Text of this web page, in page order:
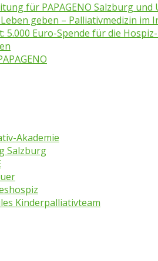
für PAPAGENO Salzburg und
geben – Palliativmedizin im
5.000 Euro-Spende für die
Akademie
Salzburg
Kinderpalliativteam